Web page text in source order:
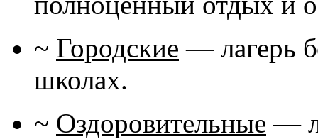
~ Городские — лагерь
школах.
~ Оздоровительные —